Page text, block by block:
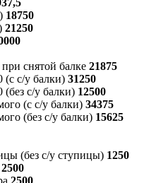
18750
21250
снятой балке 21875
(с с/у балки) 31250
с/у балки) 12500
(с с/у балки) 34375
(без с/у балки) 15625
(без с/у ступицы) 1250
2500